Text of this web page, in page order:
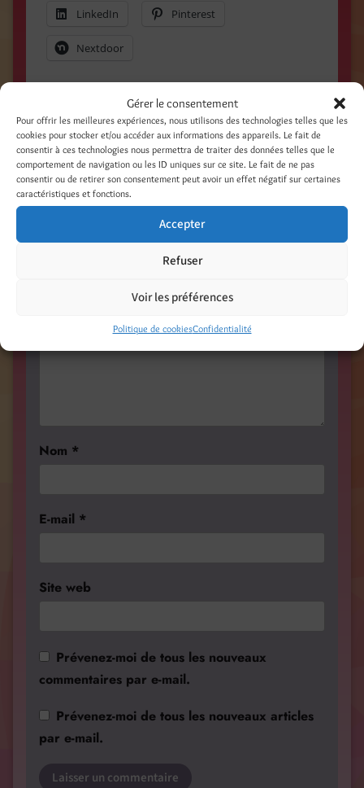
Gérer le consentement
Pour offrir les meilleures expériences, nous utilisons des technologies telles que les
cookies pour stocker et/ou accéder aux informations des appareils. Le fait de
consentir à ces technologies nous permettra de traiter des données telles que le
comportement de navigation ou les ID uniques sur ce site. Le fait de ne pas
consentir ou de retirer son consentement peut avoir un effet négatif sur certaines
caractéristiques et fonctions.
Accepter
Refuser
Voir les préférences
Politique de cookiesConfidentialité
LinkedIn Pinterest
Nextdoor
Catégories
Explorations Artistiques
Laisser un commentaire
Votre adresse e-mail ne sera pas publiée.
Nom *
E-mail *
Site web
Prévenez-moi de tous les nouveaux
commentaires par e-mail.
Prévenez-moi de tous les nouveaux articles
par e-mail.